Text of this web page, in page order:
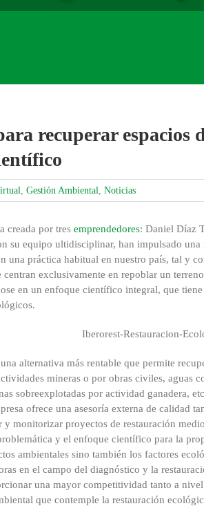
recuperar espacios
, Gestión Ambiental, Noticias
creada por tres emprendedores: Daniel Díaz
su equipo ultidisciplinar, han impulsado
una práctica habitual en nuestro país, tal y
exclusivamente en repoblar un
en un enfoque científico integral, que
alternativa más rentable que permite
mineras o por obras civiles, aguas
sobreexplotadas por actividad ganadera,
ofrece una asesoría externa de calidad
y monitorizar proyectos de restauración
y el enfoque científico para la
ambientales sino también los factores
en el campo del diagnóstico y la
una mayor competitividad tanto a
que contemple la restauración